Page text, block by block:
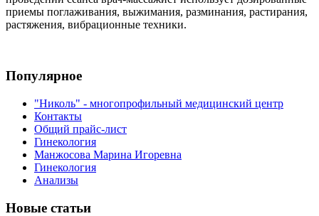
приемы поглаживания, выжимания, разминания, растирания,
растяжения, вибрационные техники.
Популярное
"Николь" - многопрофильный медицинский центр
Контакты
Общий прайс-лист
Гинекология
Манжосова Марина Игоревна
Гинекология
Анализы
Новые статьи